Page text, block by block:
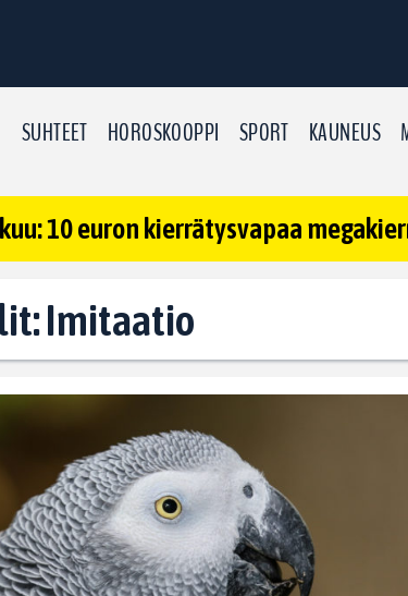
SUHTEET HOROSKOOPPI SPORT KAUNEUS
10 euron kierrätysvapaa
Imitaatio